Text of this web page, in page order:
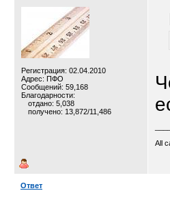
Регистрация: 02.04.2010
Адрес: ПФО
Сообщений: 59,168
Благодарности:
отдано: 5,038
получено: 13,872/11,486
All
Ответ